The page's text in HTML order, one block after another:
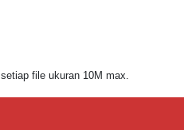
file ukuran 10M max.